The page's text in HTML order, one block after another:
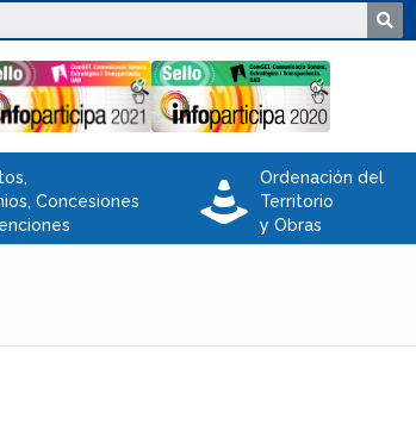
Concesiones
e
Ordenación del
Territorio
y Obras